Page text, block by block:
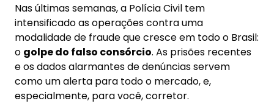
Nas últimas semanas, a Polícia Civil tem
intensificado as operações contra uma
modalidade de fraude que cresce em todo o Brasil:
o golpe do falso consórcio. As prisões recentes
e os dados alarmantes de denúncias servem
como um alerta para todo o mercado, e,
especialmente, para você, corretor.